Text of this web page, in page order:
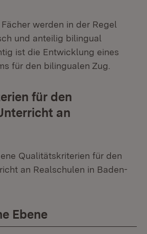
werden in der Regel
und anteilig bilingual
ist die Entwicklung eines
für den bilingualen Zug.
für den
an
Qualitätskriterien für den
an Realschulen in Baden-
Ebene